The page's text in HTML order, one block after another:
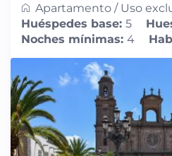
Apartamento / Uso
Huéspedes base: 5
Noches mínimas: 4